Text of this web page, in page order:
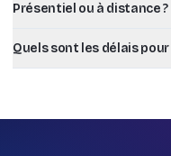
Présentiel ou à distance ?
Quels sont les délais